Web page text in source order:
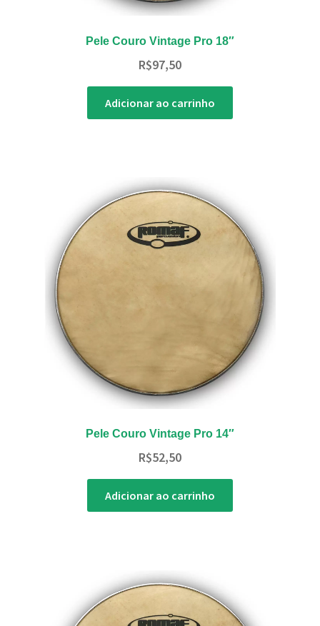
Pele Couro Vintage Pro 18″
R$97,50
Adicionar ao carrinho
Pele Couro Vintage Pro 14″
R$52,50
Adicionar ao carrinho